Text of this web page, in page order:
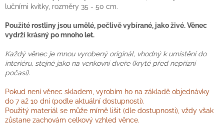
lučními kvítky, rozměry 35 - 50 cm.
Použité rostliny jsou umělé, pečlivě vybírané, jako živé. Věnec
vydrží krásný po mnoho let.
Každý věnec je mnou vyrobený originál, vhodný k umístění do
interiéru, stejně jako na venkovní dveře (kryté před nepřízní
počasí).
Pokud není věnec skladem, vyrobím ho na základě objednávky
do 7 až 10 dní (podle aktuální dostupnosti).
Použitý materiál se může mírně lišit (dle dostupnosti), vždy však
zůstane zachovám celkový vzhled věnce.